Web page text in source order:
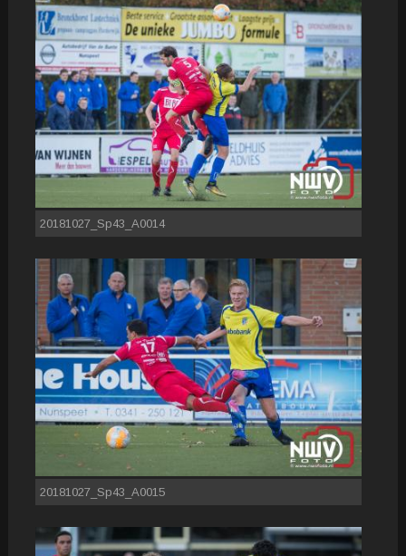
20181027_Sp43_A0014
20181027_Sp43_A0015